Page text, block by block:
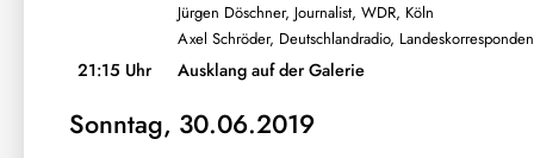
Jürgen Döschner, Journalist, WDR, Köln
Axel Schröder, Deutschlandradio,
21:15 Uhr Ausklang auf der Galerie
Sonntag, 30.06.2019